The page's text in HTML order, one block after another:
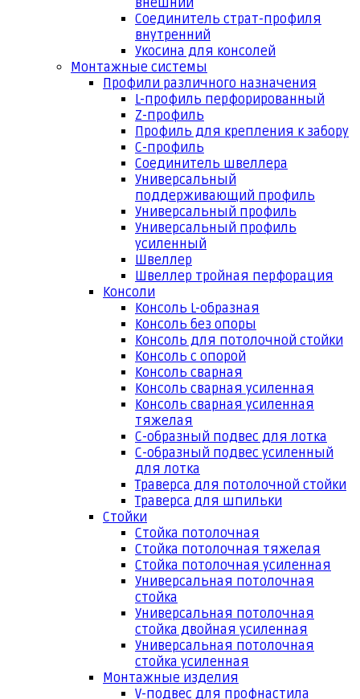
внешний
Соединитель страт-профиля
внутренний
Укосина для консолей
Монтажные системы
Профили различного назначения
L-профиль перфорированный
Z-профиль
Профиль для крепления к забору
С-профиль
Соединитель швеллера
Универсальный
поддерживающий профиль
Универсальный профиль
Универсальный профиль
усиленный
Швеллер
Швеллер тройная перфорация
Консоли
Консоль L-образная
Консоль без опоры
Консоль для потолочной стойки
Консоль с опорой
Консоль сварная
Консоль сварная усиленная
Консоль сварная усиленная
тяжелая
С-образный подвес для лотка
С-образный подвес усиленный
для лотка
Траверса для потолочной стойки
Траверса для шпильки
Стойки
Стойка потолочная
Стойка потолочная тяжелая
Стойка потолочная усиленная
Универсальная потолочная
стойка
Универсальная потолочная
стойка двойная усиленная
Универсальная потолочная
стойка усиленная
Монтажные изделия
V-подвес для профнастила